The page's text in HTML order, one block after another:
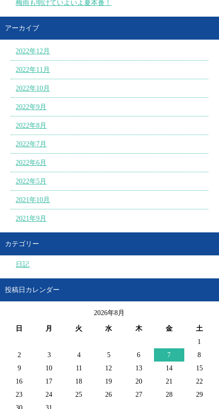
梅雨も明けていよいよ夏本番！
アーカイブ
2022年12月
2022年11月
2022年10月
2022年9月
2022年8月
2022年7月
2022年6月
2022年5月
2021年10月
2021年9月
カテゴリー
日記
投稿日カレンダー
2026年8月
日 月 火 水 木 金
土
1
2
3 4 5 6 7
8
9
10 11 12 13 14
15
16
17 18 19 20 21
22
23
24 25 26 27 28
29